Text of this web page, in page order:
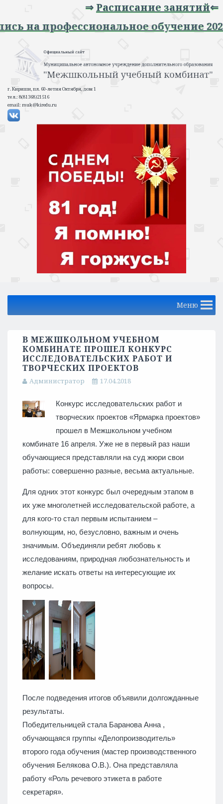
⇒Расписание занятий⇐
Запись на профессиональное
г. Кириши, пл. 60-летия Октября, дом 1
тел.: 8(81368)21516
email: muk@kiredu.ru
Меню
В МЕЖШКОЛЬНОМ УЧЕБНОМ
КОМБИНАТЕ ПРОШЕЛ КОНКУРС
ИССЛЕДОВАТЕЛЬСКИХ РАБОТ И
ТВОРЧЕСКИХ ПРОЕКТОВ
Администратор 17.04.2018
Конкурс исследовательских работ и
творческих проектов «Ярмарка проектов»
прошел в Межшкольном учебном
комбинате 16 апреля. Уже не в первый раз наши
обучающиеся представляли на суд жюри свои
работы: совершенно разные, весьма актуальные.
Для одних этот конкурс был очередным этапом в
их уже многолетней исследовательской работе, а
для кого-то стал первым испытанием –
волнующим, но, безусловно, важным и очень
значимым. Объединяли ребят любовь к
исследованиям, природная любознательность и
желание искать ответы на интересующие их
вопросы.
После подведения итогов объявили долгожданные
результаты.
Победительницей стала Баранова Анна ,
обучающаяся группы «Делопроизводитель»
второго года обучения (мастер производственного
обучения Белякова О.В.). Она представляла
работу «Роль речевого этикета в работе
секретаря».